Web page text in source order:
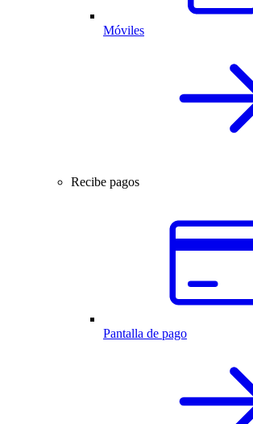
Móviles
Recibe pagos
Pantalla de pago